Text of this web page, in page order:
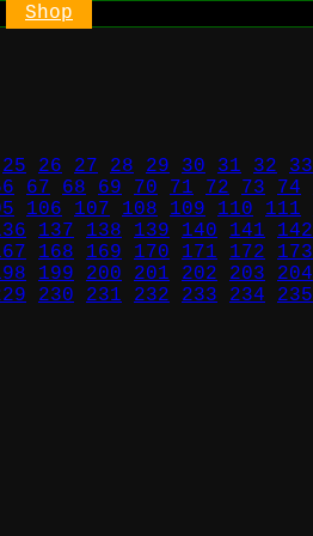
Shop
25 26 27 28 29 30 31 32 33
67 68 69 70 71 72 73 74
106 107 108 109 110 111
137 138 139 140 141 142
168 169 170 171 172 173
199 200 201 202 203 204
230 231 232 233 234 235